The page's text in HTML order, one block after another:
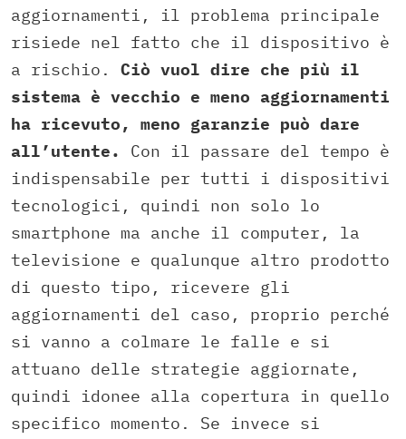
aggiornamenti, il problema principale
risiede nel fatto che il dispositivo è
a rischio. Ciò vuol dire che più il
sistema è vecchio e meno aggiornamenti
ha ricevuto, meno garanzie può dare
all’utente.
Con il passare del tempo è
indispensabile per tutti i dispositivi
tecnologici, quindi non solo lo
smartphone ma anche il computer, la
televisione e qualunque altro prodotto
di questo tipo, ricevere gli
aggiornamenti del caso, proprio perché
si vanno a colmare le falle e si
attuano delle strategie aggiornate,
quindi idonee alla copertura in quello
specifico momento. Se invece si